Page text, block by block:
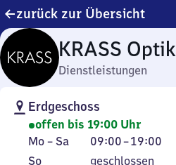
zurück zur Übersicht
KRASS Optik
Dienstleistungen
Erdgeschoss
offen bis 19:00 Uhr
Montag
bis
Mo – Sa 09:00–19:00
Von
9
Sonntag
So,
geschlossen